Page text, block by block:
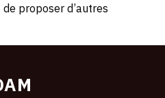
proposer d’autres